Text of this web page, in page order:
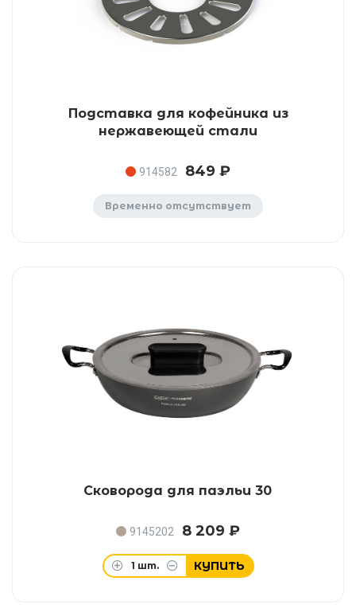
Подставка для кофейника из
нержавеющей стали
914582 849 ₽
Временно отсутствует
Сковорода для паэльи 30
9145202 8 209 ₽
1 шт. КУПИТЬ